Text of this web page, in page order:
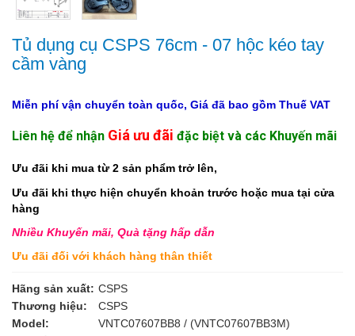
Tủ dụng cụ CSPS 76cm - 07 hộc kéo tay
cầm vàng
Miễn phí vận chuyển toàn quốc, Giá đã bao gồm Thuế VAT
Liên hệ để nhận Giá ưu đãi đặc biệt và các Khuyến mãi
Ưu đãi khi mua từ 2 sản phẩm trở lên,
Ưu đãi khi thực hiện chuyển khoản trước hoặc mua tại cửa
hàng
Nhiều Khuyến mãi, Quà tặng hấp dẫn
Ưu đãi đối với khách hàng thân thiết
Hãng sản xuất: CSPS
Thương hiệu:
CSPS
Model:
VNTC07607BB8 / (VNTC07607BB3M)